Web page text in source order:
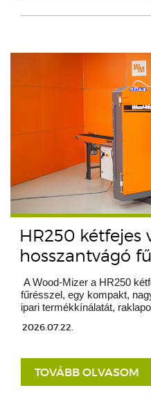
HR250 kétfejes
hosszantvágó
A Wood-Mizer a HR250
fűrésszel, egy kompakt,
ipari termékkínálatát,
2026.07.22.
TOVÁBB OLVASOM